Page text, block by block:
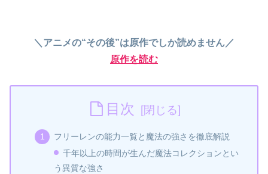
＼アニメの“その後”は原作でしか読めません／
原作を読む
目次
フリーレンの能力一覧と魔法の強さを徹底解説
千年以上の時間が生んだ魔法コレクションとい
う異質な強さ